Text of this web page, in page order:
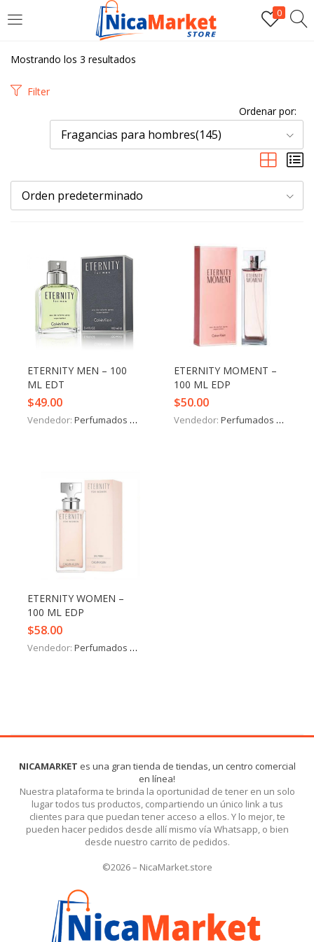
0
INICIAR SESIÓN
Introduzca su nombre de usuario y contraseña para iniciar
Por favor, introduce una respuesta en dígitos:
Recordarme
Mostrando los 3 resultados
Filter
Ordenar por:
Fragancias para hombres(145)
Orden predeterminado
ETERNITY MEN – 100
ML EDT
$49.00
Vendedor: Perfumados y más
ETERNITY MOMENT –
100 ML EDP
$50.00
Vendedor: Perfumados y más
ETERNITY WOMEN –
100 ML EDP
$58.00
Vendedor: Perfumados y más
NICAMARKET es una gran tienda de tiendas, un centro comercial
en línea!
Nuestra plataforma te brinda la oportunidad de tener en un solo
lugar todos tus productos, compartiendo un único link a tus
clientes para que puedan tener acceso a ellos. Y lo mejor, te
pueden hacer pedidos desde allí mismo vía Whatsapp, o bien
desde nuestro carrito de pedidos.
©2026 – NicaMarket.store